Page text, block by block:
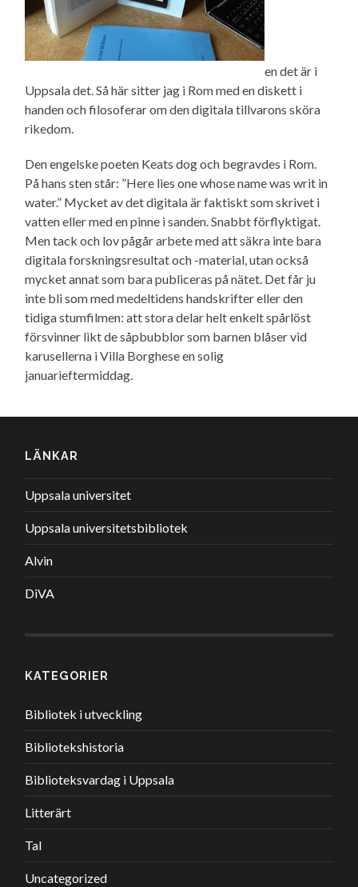
en det är i
Uppsala det. Så här sitter jag i Rom med en diskett i
handen och filosoferar om den digitala tillvarons sköra
rikedom.
Den engelske poeten Keats dog och begravdes i Rom.
På hans sten står: ”Here lies one whose name was writ in
water.” Mycket av det digitala är faktiskt som skrivet i
vatten eller med en pinne i sanden. Snabbt förflyktigat.
Men tack och lov pågår arbete med att säkra inte bara
digitala forskningsresultat och -material, utan också
mycket annat som bara publiceras på nätet. Det får ju
inte bli som med medeltidens handskrifter eller den
tidiga stumfilmen: att stora delar helt enkelt spårlöst
försvinner likt de såpbubblor som barnen blåser vid
karusellerna i Villa Borghese en solig
januarieftermiddag.
LÄNKAR
Uppsala universitet
Uppsala universitetsbibliotek
Alvin
DiVA
KATEGORIER
Bibliotek i utveckling
Bibliotekshistoria
Biblioteksvardag i Uppsala
Litterärt
Tal
Uncategorized